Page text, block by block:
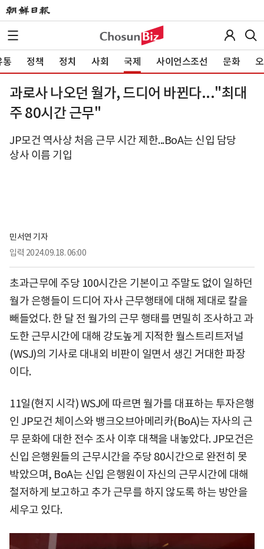
통 정책 정치 사회 국제 사이언스조선 문화
과로사 나오던 월가, 드디어 바뀐다..."최대
주 80시간 근무"
JP모건 역사상 처음 근무 시간 제한...BoA는 신입 담당
상사 이름 기입
민서연 기자
입력 2024.09.18. 06:00
초과근무에 주당 100시간은 기본이고 주말도 없이 일하던
월가 은행들이 드디어 자사 근무행태에 대해 제대로 칼을
빼들었다. 한 달 전 월가의 근무 행태를 면밀히 조사하고 과
도한 근무시간에 대해 강도높게 지적한 월스트리트저널
(WSJ)의 기사로 대내외 비판이 일면서 생긴 거대한 파장
이다.
11일(현지 시각) WSJ에 따르면 월가를 대표하는 투자은행
인 JP모건 체이스와 뱅크오브아메리카(BoA)는 자사의 근
무 문화에 대한 전수 조사 이후 대책을 내놓았다. JP모건은
신입 은행원들의 근무시간을 주당 80시간으로 완전히 못
박았으며, BoA는 신입 은행원이 자신의 근무시간에 대해
철저하게 보고하고 추가 근무를 하지 않도록 하는 방안을
세우고 있다.